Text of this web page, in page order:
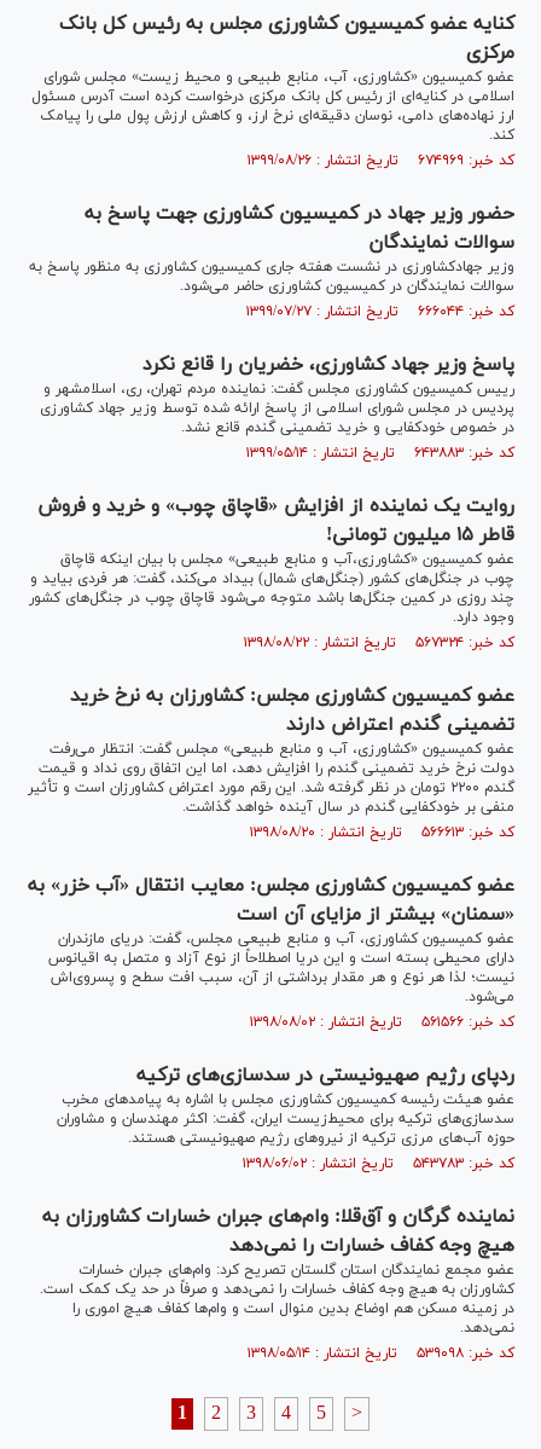
کنایه عضو کمیسیون کشاورزی مجلس به رئیس کل بانک
مرکزی
عضو کمیسیون «کشاورزی، آب، منابع طبیعی و محیط زیست» مجلس شورای
اسلامی در کنایه‌ای از رئیس کل بانک مرکزی درخواست کرده است آدرس مسئول
ارز نهاده‌هاى دامى، نوسان دقیقه‌اى نرخ ارز، و کاهش ارزش پول ملى را پیامک
کند.
کد خبر: ۶۷۴۹۶۹ تاریخ انتشار : ۱۳۹۹/۰۸/۲۶
حضور وزیر جهاد در کمیسیون کشاورزی جهت پاسخ به
سوالات نمایندگان
وزیر جهادکشاورزی در نشست هفته جاری کمیسیون کشاورزی به منظور پاسخ به
سوالات نمایندگان در کمیسیون کشاورزی حاضر می‌شود.
کد خبر: ۶۶۶۰۴۴ تاریخ انتشار : ۱۳۹۹/۰۷/۲۷
پاسخ وزیر جهاد کشاورزی، خضریان را قانع نکرد
رییس کمیسیون کشاورزی مجلس گفت: نماینده مردم تهران، ری، اسلامشهر و
پردیس در مجلس شورای اسلامی از پاسخ ارائه شده توسط وزیر جهاد کشاورزی
در خصوص خودکفایی و خرید تضمینی گندم قانع نشد.
کد خبر: ۶۴۳۸۸۳ تاریخ انتشار : ۱۳۹۹/۰۵/۱۴
روایت یک نماینده از افزایش «قاچاق چوب» و خرید و فروش
قاطر ۱۵ میلیون تومانی!
عضو کمیسیون «کشاورزی،آب و منابع طبیعی» مجلس با بیان اینکه قاچاق
چوب در جنگل‌های کشور (جنگل‌های شمال) بیداد می‌کند، گفت: هر فردی بیاید و
چند روزی در کمین جنگل‌ها باشد متوجه می‌شود قاچاق چوب در جنگل‌های کشور
وجود دارد.
کد خبر: ۵۶۷۳۲۴ تاریخ انتشار : ۱۳۹۸/۰۸/۲۲
عضو کمیسیون کشاورزی مجلس: کشاورزان به نرخ خرید
تضمینی گندم اعتراض دارند
عضو کمیسیون «کشاورزی، آب و منابع طبیعی» مجلس گفت: انتظار می‌رفت
دولت نرخ خرید تضمینی گندم را افزایش دهد، اما این اتفاق روی نداد و قیمت
گندم ۲۲۰۰ تومان در نظر گرفته شد. این رقم مورد اعتراض کشاورزان است و تأثیر
منفی بر خودکفایی گندم در سال آینده خواهد گذاشت.
کد خبر: ۵۶۶۶۱۳ تاریخ انتشار : ۱۳۹۸/۰۸/۲۰
عضو کمیسیون کشاورزی مجلس: معایب انتقال «آب خزر» به
«سمنان» بیشتر از مزایای آن است
عضو کمیسیون کشاورزی، آب و منابع طبیعی مجلس، گفت: دریای مازندران
دارای محیطی بسته است و این دریا اصطلاحاً از نوع آزاد و متصل به اقیانوس
نیست؛ لذا هر نوع و هر مقدار برداشتی از آن، سبب افت سطح و پسروی‌اش
می‌شود.
کد خبر: ۵۶۱۵۶۶ تاریخ انتشار : ۱۳۹۸/۰۸/۰۲
ردپای رژیم صهیونیستی در سدسازی‌های ترکیه
عضو هیئت رئیسه کمیسیون کشاورزی مجلس با اشاره به پیامد‌های مخرب
سدسازی‌های ترکیه برای محیط‌زیست ایران، گفت: اکثر مهندسان و مشاور‌ان
حوزه آب‌های مرزی ترکیه از نیرو‌های رژیم صهیونیستی هستند.
کد خبر: ۵۴۳۷۸۳ تاریخ انتشار : ۱۳۹۸/۰۶/۰۲
نماینده گرگان و آق‌قلا: وام‌های جبران خسارات کشاورزان به
هیچ وجه کفاف خسارات را نمی‌دهد
عضو مجمع نمایندگان استان گلستان تصریح کرد: وام‌های جبران خسارات
کشاورزان به هیچ وجه کفاف خسارات را نمی‌دهد و صرفاً در حد یک کمک است.
در زمینه مسکن هم اوضاع بدین منوال است و وام‌ها کفاف هیچ اموری را
نمی‌دهد.
کد خبر: ۵۳۹۰۹۸ تاریخ انتشار : ۱۳۹۸/۰۵/۱۴
1 2 3 4 5 >